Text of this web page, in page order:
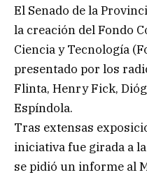
El Senado de la
la creación del Fondo
Ciencia y Tecnología
presentado por los
Flinta, Henry Fick,
Espíndola.
Tras extensas
iniciativa fue girada a
se pidió un informe al